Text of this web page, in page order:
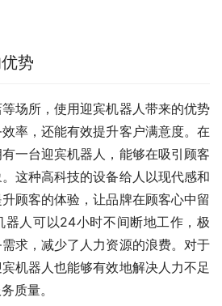
势
场所，使用迎宾机器人带来的优势
率，还能有效提升客户满意度。在
一台迎宾机器人，能够在吸引顾客
这种高科技的设备给人以现代感和
顾客的体验，让品牌在顾客心中留
器人可以24小时不间断地工作，极
求，减少了人力资源的浪费。对于
机器人也能够有效地解决人力不足
质量。